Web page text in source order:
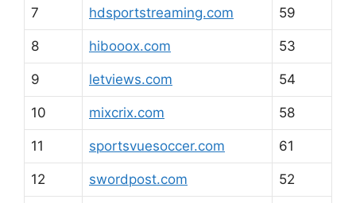
7 hdsportstreaming.com 59
8 hibooox.com 53
9 letviews.com 54
10 mixcrix.com 58
11 sportsvuesoccer.com 61
12 swordpost.com 52